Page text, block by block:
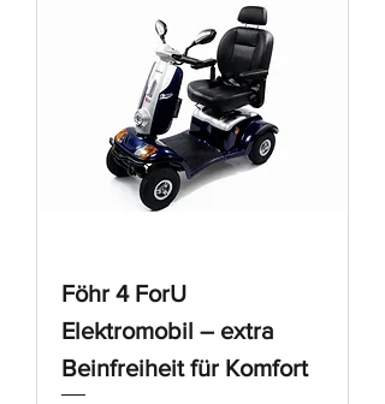
Föhr 4 ForU
Elektromobil – extra
Beinfreiheit für Komfort